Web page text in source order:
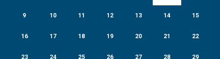
9 10 11 12 13 14 15
16 17 18 19 20 21 22
23 24 25 26 27 28 29